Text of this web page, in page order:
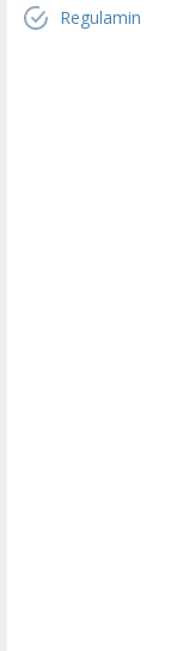
Regulamin